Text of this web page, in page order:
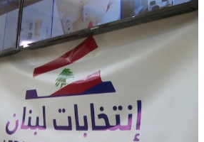
منوعات